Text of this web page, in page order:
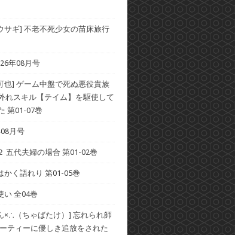
サギ] 不老不死少女の苗床旅行
年08月号
也] ゲーム中盤で死ぬ悪役貴族
れスキル【テイム】を駆使して
第01-07巻
月号
五代夫婦の場合 第01-02巻
かく語れり 第01-05巻
い 全04巻
×∴（ちゃばたけ）] 忘れられ師
ティーに優しき追放をされた